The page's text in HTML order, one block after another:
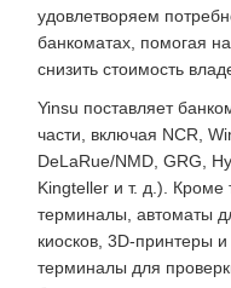
удовлетворяем
банкоматах, помогая
снизить стоимость
Yinsu поставляет
части, включая NCR,
DeLaRue/NMD, GRG,
Kingteller и т. д.). Кроме
терминалы, автоматы
киосков, 3D-принтеры
терминалы для